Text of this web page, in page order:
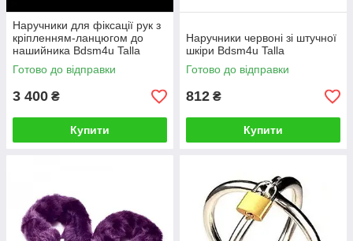
Наручники для фіксації рук з
кріпленням-ланцюгом до
нашийника Bdsm4u Talla
Готово до відправки
3 400 ₴
Купити
Наручники червоні зі штучної
шкіри Bdsm4u Talla
Готово до відправки
812 ₴
Купити